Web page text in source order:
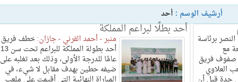
أرشيف الوسم : أحد
أحد بطلًا لبراعم المملكة
منبر - أحمد القرني - جازان:خطف فريق
أحد بطولة المملكة للبراعم تحت سن 13
عامًا للدرجة الأولى، وذلك بعد تغلبه على
ضيفه حطين بهدف مقابل لا شيء، في
برئاسة
مع
صفوف فريق
ولعب العلاوي